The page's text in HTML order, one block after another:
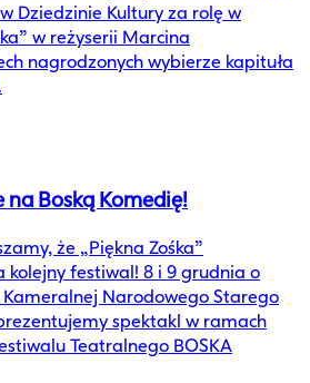
Dziedzinie Kultury za rolę w
w reżyserii Marcina
nagrodzonych wybierze kapituła
na Boską Komedię!
że „Piękna Zośka”
kolejny festiwal! 8 i 9 grudnia o
Kameralnej Narodowego Starego
spektakl w ramach
Teatralnego BOSKA